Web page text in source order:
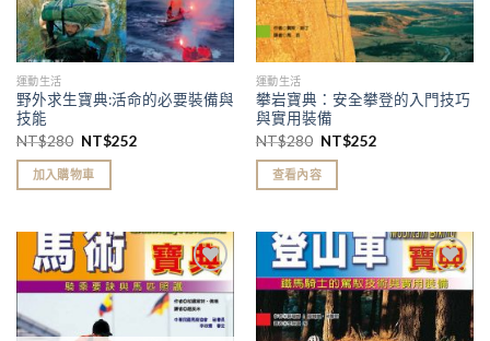
運動生活
野外求生寶典:活命的必要裝備與
技能
NT$280 NT$252
加入購物車
運動生活
攀岩寶典：安全攀登的入門技巧
與實用裝備
NT$280 NT$252
查看內容
「願
望清
單」
加入
「願
望清
單」